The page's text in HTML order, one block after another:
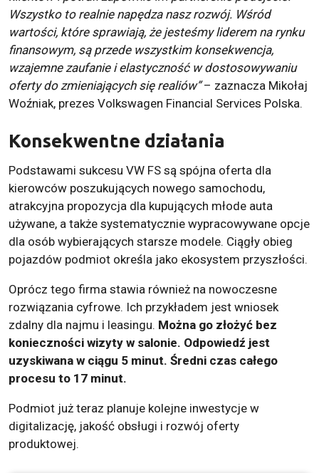
Wszystko to realnie napędza nasz rozwój. Wśród
wartości, które sprawiają, że jesteśmy liderem na rynku
finansowym, są przede wszystkim konsekwencja,
wzajemne zaufanie i elastyczność w dostosowywaniu
oferty do zmieniających się realiów”– zaznacza Mikołaj
Woźniak, prezes Volkswagen Financial Services Polska.
Konsekwentne działania
Podstawami sukcesu VW FS są spójna oferta dla
kierowców poszukujących nowego samochodu,
atrakcyjna propozycja dla kupujących młode auta
używane, a także systematycznie wypracowywane opcje
dla osób wybierających starsze modele. Ciągły obieg
pojazdów podmiot określa jako ekosystem przyszłości.
Oprócz tego firma stawia również na nowoczesne
rozwiązania cyfrowe. Ich przykładem jest wniosek
zdalny dla najmu i leasingu. Można go złożyć bez
konieczności wizyty w salonie. Odpowiedź jest
uzyskiwana w ciągu 5 minut. Średni czas całego
procesu to 17 minut.
Podmiot już teraz planuje kolejne inwestycje w
digitalizację, jakość obsługi i rozwój oferty
produktowej.